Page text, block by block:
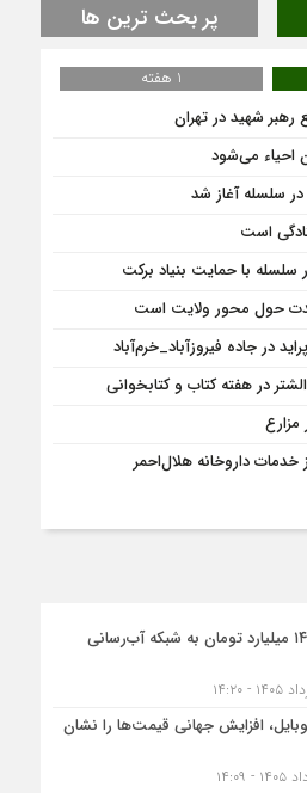
پر بحث ترین ها
1 هفته
رهبر شهید در تهران
سلسله آغاز شد
است
حول محور ولایت است
در جاده فیروزآباد_خرم‌آباد
در هفته کتاب و کتابخوانی
تزریق ۱۴۰ میلیارد تومان به شبکه آب‌رسانی
افزایش جهانی قیمت‌ها را نشان